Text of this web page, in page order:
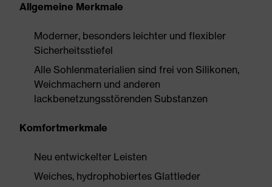
Allgemeine Merkmale
Moderner, besonders leichter und flexibler
Sicherheitsstiefel
Alle Sohlenmaterialien sind frei von Silikonen,
Weichmachern und anderen
lackbenetzungsstörenden Substanzen
Komfortmerkmale
Neu entwickelter Leisten
Weiches, hydrophobiertes Glattleder